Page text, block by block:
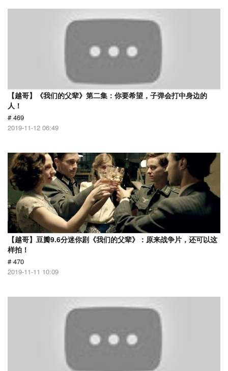
【越哥】《我们的父辈》第二集：你要希望，子弹会打中身边的
人！
# 469
2019-11-12 06:49
【越哥】豆瓣9.6分迷你剧《我们的父辈》：原来战争片，还可以这
样拍！
# 470
2019-11-11 10:09